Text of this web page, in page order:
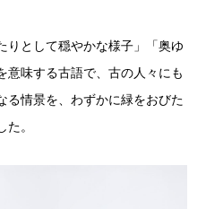
りとして穏やかな様子」「奥ゆ
意味する古語で、古の人々にも
る情景を、わずかに緑をおびた
。